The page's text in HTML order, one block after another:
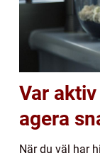
Var
agera
När du väl har